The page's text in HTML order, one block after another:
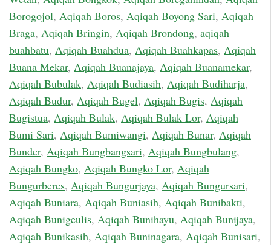
Borogojol, Aqiqah Boros, Aqiqah Boyong Sari, Aqiqah
Braga, Aqiqah Bringin, Aqiqah Brondong, aqiqah
buahbatu, Aqiqah Buahdua, Aqiqah Buahkapas, Aqiqah
Buana Mekar, Aqiqah Buanajaya, Aqiqah Buanamekar,
Aqiqah Bubulak, Aqiqah Budiasih, Aqiqah Budiharja,
Aqiqah Budur, Aqiqah Bugel, Aqiqah Bugis, Aqiqah
Bugistua, Aqiqah Bulak, Aqiqah Bulak Lor, Aqiqah
Bumi Sari, Aqiqah Bumiwangi, Aqiqah Bunar, Aqiqah
Bunder, Aqiqah Bungbangsari, Aqiqah Bungbulang,
Aqiqah Bungko, Aqiqah Bungko Lor, Aqiqah
Bungurberes, Aqiqah Bungurjaya, Aqiqah Bungursari,
Aqiqah Buniara, Aqiqah Buniasih, Aqiqah Bunibakti,
Aqiqah Bunigeulis, Aqiqah Bunihayu, Aqiqah Bunijaya,
Aqiqah Bunikasih, Aqiqah Buninagara, Aqiqah Bunisari,